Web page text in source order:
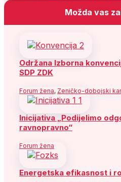
Možda vas
Održana Izborna
SDP ZDK
Forum žena, Zeničko-dobojski
Inicijativa „Podijelimo
ravnopravno“
Forum žena
Energetska efikasnost i